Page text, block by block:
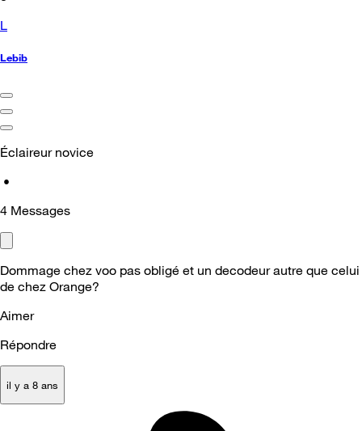
L
Lebib
Éclaireur novice
•
4 Messages
Dommage chez voo pas obligé et un decodeur autre que celui
de chez Orange?
Aimer
Répondre
il y a 8 ans